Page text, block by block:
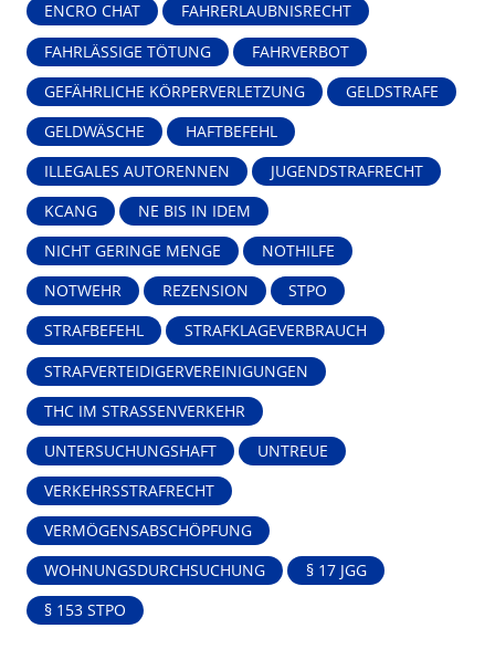
ENCRO CHAT FAHRERLAUBNISRECHT
FAHRLÄSSIGE TÖTUNG FAHRVERBOT
GEFÄHRLICHE KÖRPERVERLETZUNG GELDSTRAFE
GELDWÄSCHE HAFTBEFEHL
ILLEGALES AUTORENNEN JUGENDSTRAFRECHT
KCANG NE BIS IN IDEM
NICHT GERINGE MENGE NOTHILFE
NOTWEHR REZENSION STPO
STRAFBEFEHL STRAFKLAGEVERBRAUCH
STRAFVERTEIDIGERVEREINIGUNGEN
THC IM STRASSENVERKEHR
UNTERSUCHUNGSHAFT UNTREUE
VERKEHRSSTRAFRECHT
VERMÖGENSABSCHÖPFUNG
WOHNUNGSDURCHSUCHUNG § 17 JGG
§ 153 STPO